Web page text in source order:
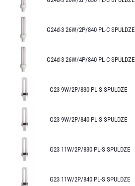
G24d-3 26W/2P/840 PL-C SPULDZE
G24d-3 26W/4P/840 PL-C SPULDZE
G23 9W/2P/830 PL-S SPULDZE
G23 9W/2P/840 PL-S SPULDZE
G23 11W/2P/830 PL-S SPULDZE
G23 11W/2P/840 PL-S SPULDZE